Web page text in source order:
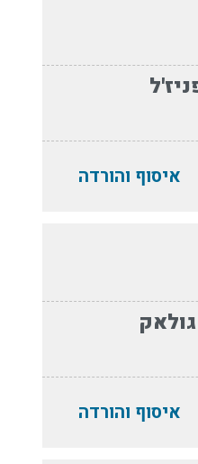
איסוף והורדה
איסוף והורדה